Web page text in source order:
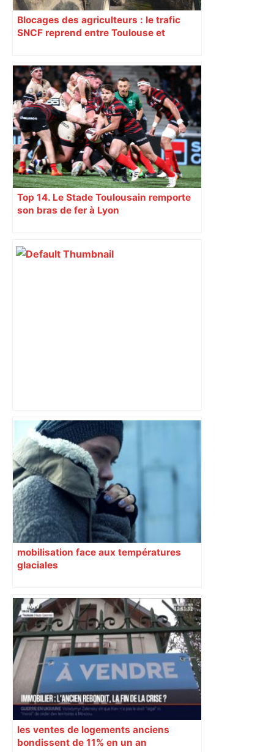
Blocages des agriculteurs : le trafic
SNCF reprend entre Toulouse et
Top 14. Le Stade Toulousain remporte
son bras de fer à Lyon
DIRECT. Colère des agriculteurs :
mobilisation agricole à Toulouse ce
samedi, 113 vaches abattues en Ariège
– ladepeche.fr
mobilisation face aux températures
glaciales
les ventes de logements anciens
bondissent de 11% en un an